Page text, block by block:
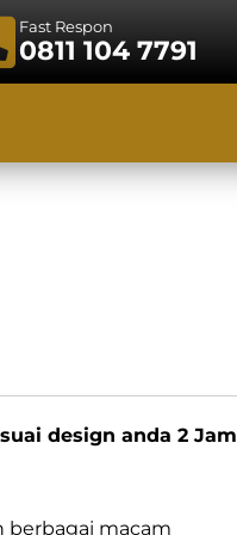
Fast Respon
0811 104 7791
design anda 2 Jam
berbagai macam